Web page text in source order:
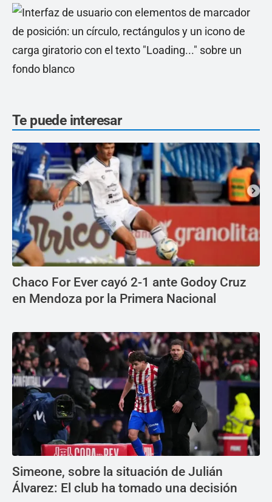
Te puede interesar
Chaco For Ever cayó 2-1 ante Godoy Cruz
en Mendoza por la Primera Nacional
Simeone, sobre la situación de Julián
Álvarez: El club ha tomado una decisión